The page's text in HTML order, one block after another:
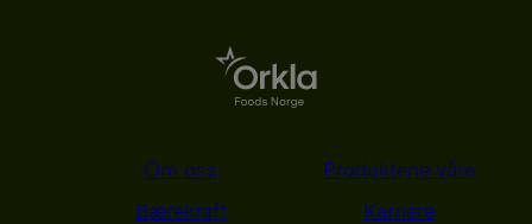
Om oss
Produktene våre
Bærekraft
Karriere